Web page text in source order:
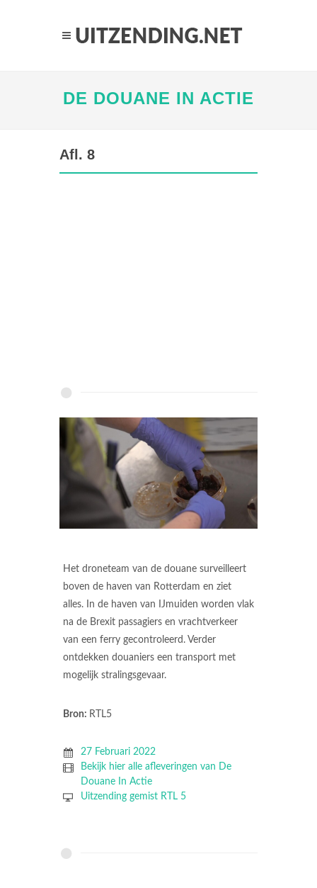
DE DOUANE IN ACTIE
Afl. 8
Het droneteam van de douane surveilleert
boven de haven van Rotterdam en ziet
alles. In de haven van IJmuiden worden vlak
na de Brexit passagiers en vrachtverkeer
van een ferry gecontroleerd. Verder
ontdekken douaniers een transport met
mogelijk stralingsgevaar.
Bron: RTL5
27 Februari 2022
Bekijk hier alle afleveringen van De
Douane In Actie
Uitzending gemist RTL 5